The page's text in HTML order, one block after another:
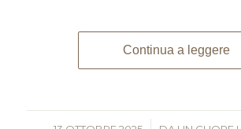
Continua a leggere